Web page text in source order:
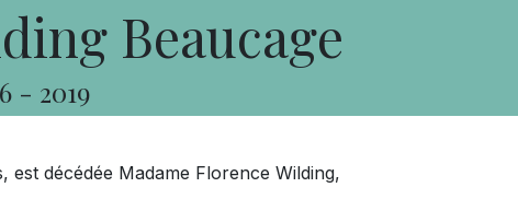
Beaucage
- 2019
est décédée Madame Florence Wilding,